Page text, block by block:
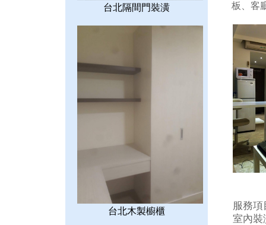
台北隔間門裝潢
台北木製櫥櫃
板、客
服務項
室內裝